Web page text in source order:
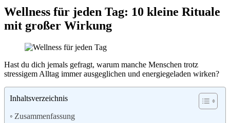
Wellness für jeden Tag: 10 kleine Rituale
mit großer Wirkung
Hast du dich jemals gefragt, warum manche Menschen trotz
stressigem Alltag immer ausgeglichen und energiegeladen wirken?
Inhaltsverzeichnis
Zusammenfassung